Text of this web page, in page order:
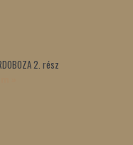
2. rész